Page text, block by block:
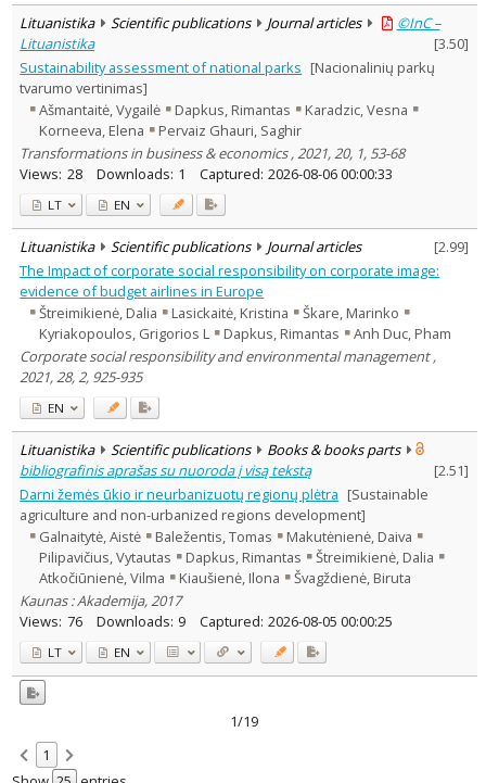
Lituanistika Scientific publications Journal articles
©InC –
Lituanistika
[3.50]
Sustainability assessment of national parks [Nacionalinių parkų
tvarumo vertinimas]
Ašmantaitė, Vygailė
Dapkus, Rimantas
Karadzic, Vesna
Korneeva, Elena
Pervaiz Ghauri, Saghir
Transformations in business & economics , 2021, 20, 1, 53-68
Views: 28 Downloads: 1 Captured: 2026-08-06 00:00:33
LT EN
Lituanistika Scientific publications Journal articles [2.99]
The Impact of corporate social responsibility on corporate image:
evidence of budget airlines in Europe
Štreimikienė, Dalia
Lasickaitė, Kristina
Škare, Marinko
Kyriakopoulos, Grigorios L
Dapkus, Rimantas
Anh Duc, Pham
Corporate social responsibility and environmental management ,
2021, 28, 2, 925-935
EN
Lituanistika Scientific publications
Books & books parts
bibliografinis aprašas su nuoroda į visą tekstą
[2.51]
Darni žemės ūkio ir neurbanizuotų regionų plėtra [Sustainable
agriculture and non-urbanized regions development]
Galnaitytė, Aistė
Baležentis, Tomas
Makutėnienė, Daiva
Pilipavičius, Vytautas
Dapkus, Rimantas
Štreimikienė, Dalia
Atkočiūnienė, Vilma
Kiaušienė, Ilona
Švagždienė, Biruta
Kaunas : Akademija, 2017
Views: 76 Downloads: 9 Captured: 2026-08-05 00:00:25
LT EN
1/19
1